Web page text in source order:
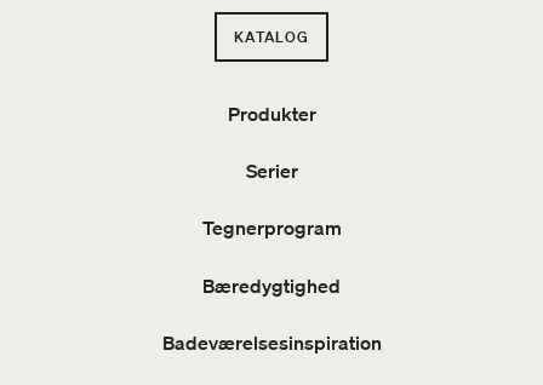
KATALOG
Produkter
Serier
Tegnerprogram
Bæredygtighed
Badeværelsesinspiration